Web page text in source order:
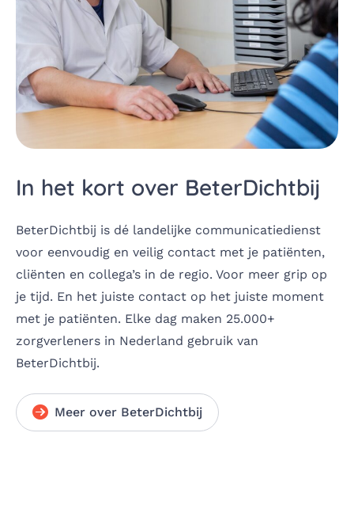
In het kort over BeterDichtbij
BeterDichtbij is dé landelijke communicatiedienst
voor eenvoudig en veilig contact met je patiënten,
cliënten en collega’s in de regio. Voor meer grip op
je tijd. En het juiste contact op het juiste moment
met je patiënten. Elke dag maken 25.000+
zorgverleners in Nederland gebruik van
BeterDichtbij.
Meer over BeterDichtbij